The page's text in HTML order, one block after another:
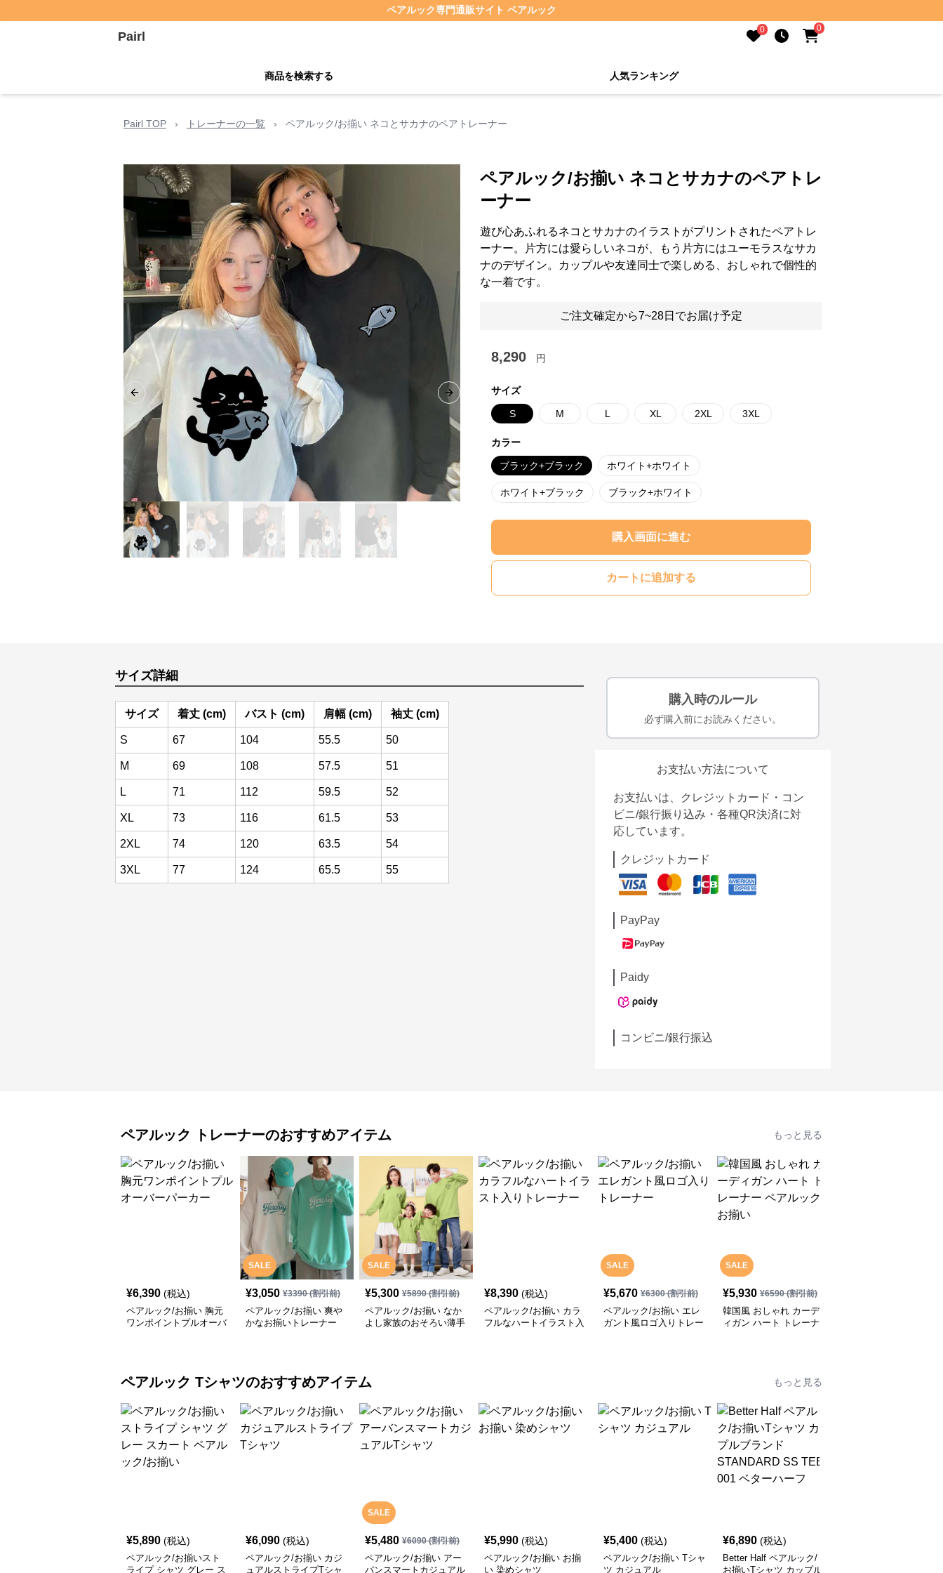
ペアルック専門通販サイト ペアルック
Pairl 0 0
商品を検索する 人気ランキング
Pairl TOP › トレーナーの一覧 › ペアルック/お揃い ネコとサカナのペアトレーナー
Previous slide Next slide
ペアルック/お揃い ネコとサカナのペアトレ
ーナー
遊び心あふれるネコとサカナのイラストがプリントされたペアトレ
ーナー。片方には愛らしいネコが、もう片方にはユーモラスなサカ
ナのデザイン。カップルや友達同士で楽しめる、おしゃれで個性的
な一着です。
ご注文確定から7~28日でお届け予定
8,290 円
サイズ
S M L XL 2XL 3XL
カラー
ブラック+ブラック ホワイト+ホワイト
ホワイト+ブラック ブラック+ホワイト
購入画面に進む
カートに追加する
サイズ詳細
サイズ 着丈 (cm) バスト (cm) 肩幅 (cm) 袖丈 (cm)
S 67 104 55.5 50
M 69 108 57.5 51
L 71 112 59.5 52
XL 73 116 61.5 53
2XL 74 120 63.5 54
3XL 77 124 65.5 55
購入時のルール
必ず購入前にお読みください。
お支払い方法について
お支払いは、クレジットカード・コン
ビニ/銀行振り込み・各種QR決済に対
応しています。
クレジットカード
PayPay
Paidy
コンビニ/銀行振込
ペアルック トレーナーのおすすめアイテム もっと見る
¥6,390 (税込)
ペアルック/お揃い 胸元
ワンポイントプルオーバ
SALE
¥3,050 ¥3390(割引前)
ペアルック/お揃い 爽や
かなお揃いトレーナー
SALE
¥5,300 ¥5890(割引前)
ペアルック/お揃い なか
よし家族のおそろい薄手
¥8,390 (税込)
ペアルック/お揃い カラ
フルなハートイラスト入
SALE
¥5,670 ¥6300(割引前)
ペアルック/お揃い エレ
ガント風ロゴ入りトレー
SALE
¥5,930 ¥6590(割引前)
韓国風 おしゃれ カーデ
ィガン ハート トレーナ
ペアルック Tシャツのおすすめアイテム もっと見る
¥5,890 (税込)
ペアルック/お揃いスト
ライプ シャツ グレー ス
¥6,090 (税込)
ペアルック/お揃い カジ
ュアルストライプTシャ
SALE
¥5,480 ¥6090(割引前)
ペアルック/お揃い アー
バンスマートカジュアル
¥5,990 (税込)
ペアルック/お揃い お揃
い 染めシャツ
¥5,400 (税込)
ペアルック/お揃い Tシャ
ツ カジュアル
¥6,890 (税込)
Better Half ペアルック/
お揃いTシャツ カップル